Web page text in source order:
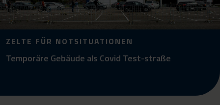
ZELTE FÜR NOTSITUATIONEN
Temporäre Gebäude als Covid Test-straße